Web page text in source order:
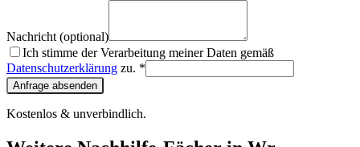
Nachricht (optional)
Ich stimme der Verarbeitung meiner Daten gemäß
Datenschutzerklärung zu. *
Anfrage absenden
Kostenlos & unverbindlich.